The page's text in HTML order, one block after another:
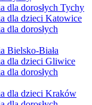
dla dorosłych Tychy
dla dzieci Katowice
dla dorosłych
Bielsko-Biała
dla dzieci Gliwice
dla dorosłych
dla dzieci Kraków